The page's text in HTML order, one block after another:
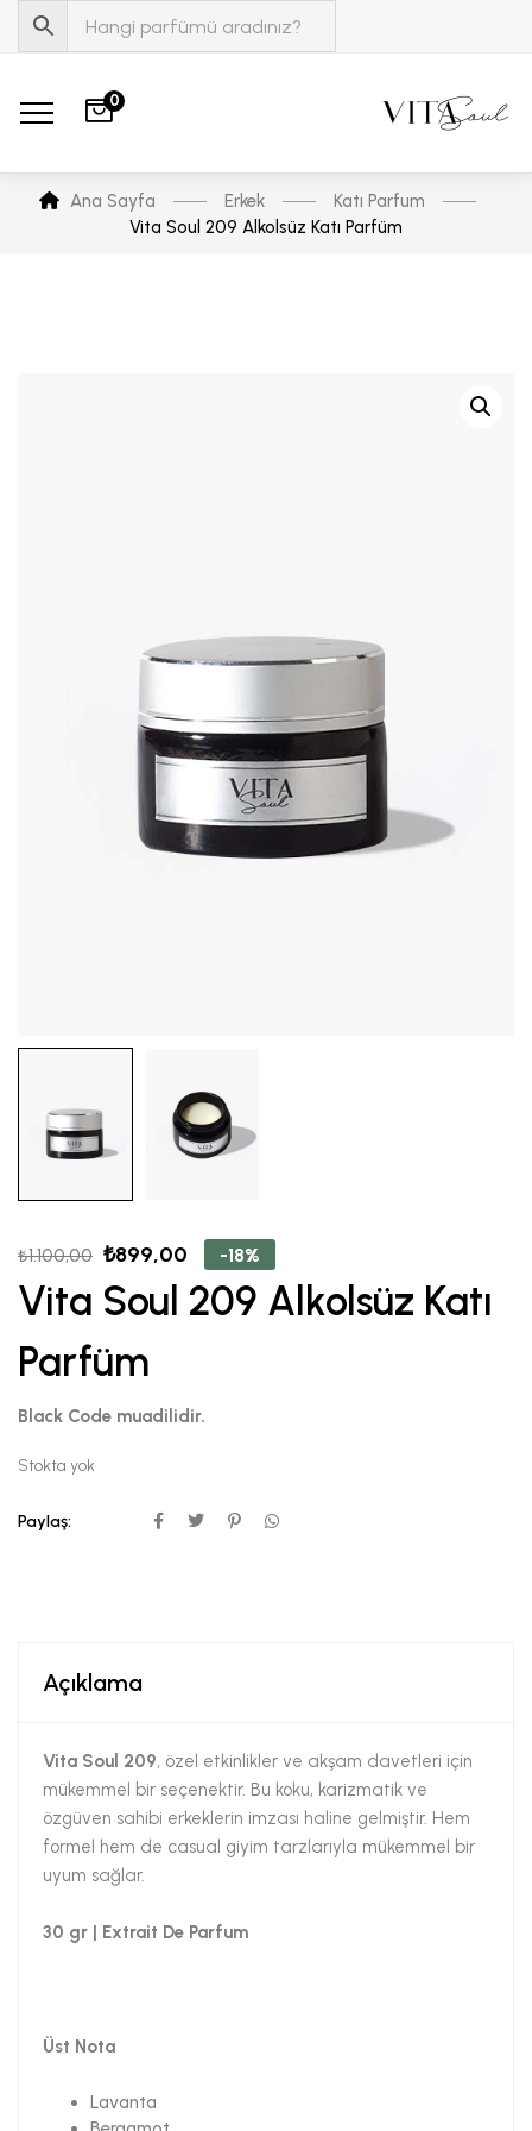
0
Ana Sayfa Erkek
Katı Parfum
Vita Soul 209 Alkolsüz Katı Parfüm
₺1.100,00 ₺899,00 -18%
Vita Soul 209 Alkolsüz Katı
Parfüm
Black Code muadilidir.
Stokta yok
Paylaş:
Açıklama
Vita Soul 209, özel etkinlikler ve akşam davetleri için
mükemmel bir seçenektir. Bu koku, karizmatik ve
özgüven sahibi erkeklerin imzası haline gelmiştir. Hem
formel hem de casual giyim tarzlarıyla mükemmel bir
uyum sağlar.
30 gr | Extrait De Parfum
Üst Nota
Lavanta